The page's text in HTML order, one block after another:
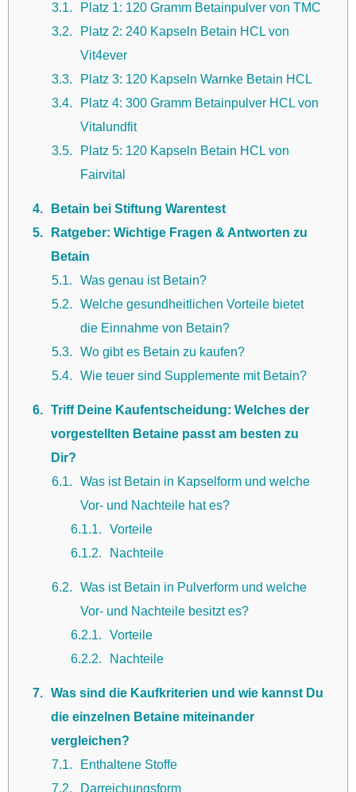
3.1
Platz 1: 120 Gramm Betainpulver von TMC
3.2
Platz 2: 240 Kapseln Betain HCL von
Vit4ever
3.3
Platz 3: 120 Kapseln Warnke Betain HCL
3.4
Platz 4: 300 Gramm Betainpulver HCL von
Vitalundfit
3.5
Platz 5: 120 Kapseln Betain HCL von
Fairvital
4
Betain bei Stiftung Warentest
5
Ratgeber: Wichtige Fragen & Antworten zu
Betain
5.1
Was genau ist Betain?
5.2
Welche gesundheitlichen Vorteile bietet
die Einnahme von Betain?
5.3
Wo gibt es Betain zu kaufen?
5.4
Wie teuer sind Supplemente mit Betain?
6
Triff Deine Kaufentscheidung: Welches der
vorgestellten Betaine passt am besten zu
Dir?
6.1
Was ist Betain in Kapselform und welche
Vor- und Nachteile hat es?
6.1.1
Vorteile
6.1.2
Nachteile
6.2
Was ist Betain in Pulverform und welche
Vor- und Nachteile besitzt es?
6.2.1
Vorteile
6.2.2
Nachteile
7
Was sind die Kaufkriterien und wie kannst Du
die einzelnen Betaine miteinander
vergleichen?
7.1
Enthaltene Stoffe
7.2
Darreichungsform